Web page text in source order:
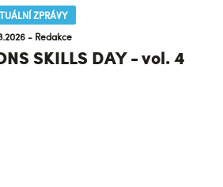
ZPRÁVY
- Redakce
SKILLS DAY - vol. 4